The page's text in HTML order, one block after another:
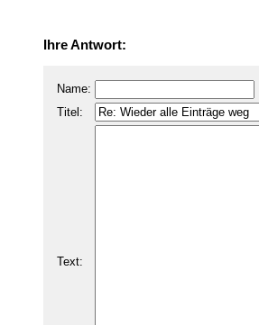
Ihre Antwort:
Name:
Titel:
Text: